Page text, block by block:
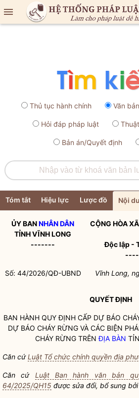

Thủ tục hành chính Văn
Hỏi đáp pháp luật
Bản án/Quyết định
Tóm tắt Hiệu lực Lược đồ Nội
ỦY BANNHÂN DÂN
TỈNH VĨNH LONG
-------
CỘNG HÒA
Độc lập -
Số: 44/2026/QĐ-UBND Vĩnh Long,
QUYẾT ĐỊNH
BAN HÀNH QUY ĐỊNH CẤP DỰ BÁO
DỰ BÁO CHÁY RỪNG VÀ CÁC BIỆN
CHÁY RỪNG TRÊNĐỊA BÀN
Căn cứLuật Tổ chức chính quyền địa
Căn cứ Luật Ban hành văn bản
64/2025/QH15 được sửa đổi, bổ sung bởi